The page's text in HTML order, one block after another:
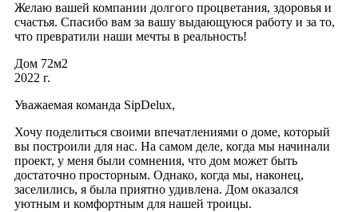
Желаю вашей компании долгого процветания, здоровья и
счастья. Спасибо вам за вашу выдающуюся работу и за то,
что превратили наши мечты в реальность!
Дом 72м2
2022 г.
Уважаемая команда SipDelux,
Хочу поделиться своими впечатлениями о доме, который
вы построили для нас. На самом деле, когда мы начинали
проект, у меня были сомнения, что дом может быть
достаточно просторным. Однако, когда мы, наконец,
заселились, я была приятно удивлена. Дом оказался
уютным и комфортным для нашей троицы.